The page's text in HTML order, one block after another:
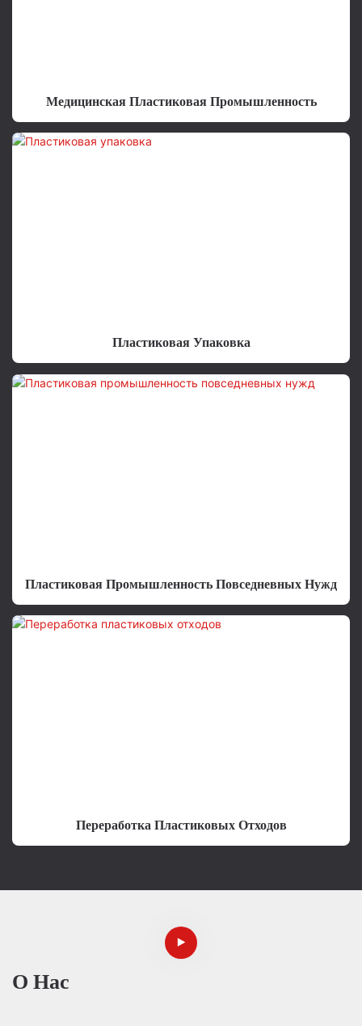
Медицинская Пластиковая Промышленность
Пластиковая Упаковка
Пластиковая Промышленность Повседневных Нужд
Переработка Пластиковых Отходов
О Нас